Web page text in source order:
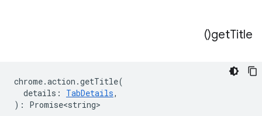
getTitle(
)
chrome.action .getTitle(
details : TabDetails,
) : Promise<string>